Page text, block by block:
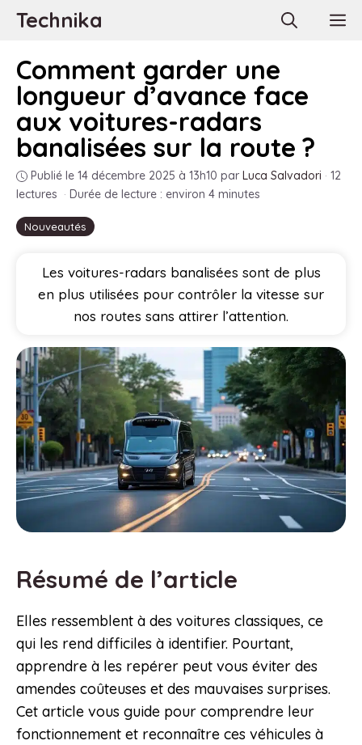
AllerTechnika
Nouveautés
Comment garder une
longueur d’avance face
aux voitures-radars
banalisées sur la route ?
Publié le 14 décembre 2025 à 13h10 par Luca Salvadori · 12
lectures · Durée de lecture : environ 4 minutes
Les voitures-radars banalisées sont de plus
en plus utilisées pour contrôler la vitesse sur
nos routes sans attirer l’attention.
Résumé de l’article
Elles ressemblent à des voitures classiques, ce
qui les rend difficiles à identifier. Pourtant,
apprendre à les repérer peut vous éviter des
amendes coûteuses et des mauvaises surprises.
Cet article vous guide pour comprendre leur
fonctionnement et reconnaître ces véhicules à